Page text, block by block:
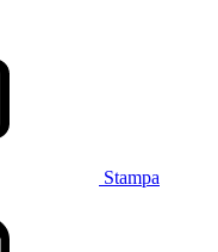
Stampa